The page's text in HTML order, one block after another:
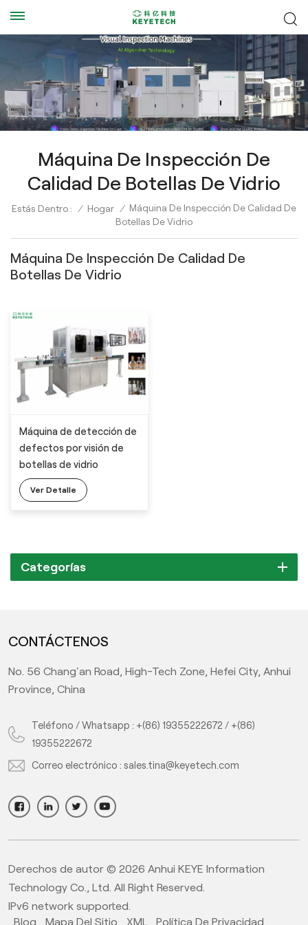
Máquina De Inspección De
Calidad De Botellas De Vidrio
Estás Dentro : / Hogar / Máquina De Inspección De Calidad De
Botellas De Vidrio
Máquina De Inspección De Calidad De
Botellas De Vidrio
Máquina de detección de
defectos por visión de
botellas de vidrio
Ver Detalle
Categorías
CONTÁCTENOS
No. 56 Chang'an Road, High-Tech Zone, Hefei City, Anhui
Province, China
Teléfono / Whatsapp : +(86) 19355222672 / +(86)
19355222672
Correo electrónico :sales.tina@keyetech.com
Derechos de autor © 2026 Anhui KEYE Information
Technology Co., Ltd. All Right Reserved.
IPv6 network supported.
Blog
Mapa Del Sitio XML Política De Privacidad